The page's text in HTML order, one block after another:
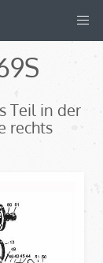
Teil in der
rechts